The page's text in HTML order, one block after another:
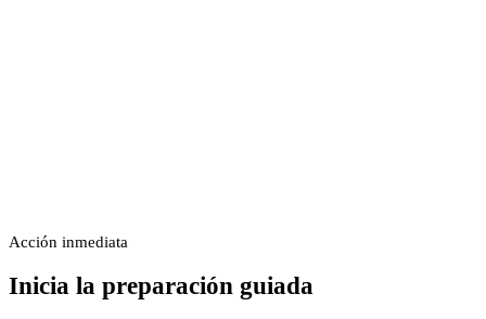
Acción inmediata
Inicia la preparación guiada